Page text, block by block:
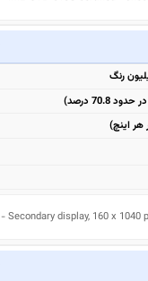
- Secondary display, 160 x 1040